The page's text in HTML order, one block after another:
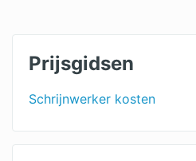
Prijsgidsen
Schrijnwerker kosten